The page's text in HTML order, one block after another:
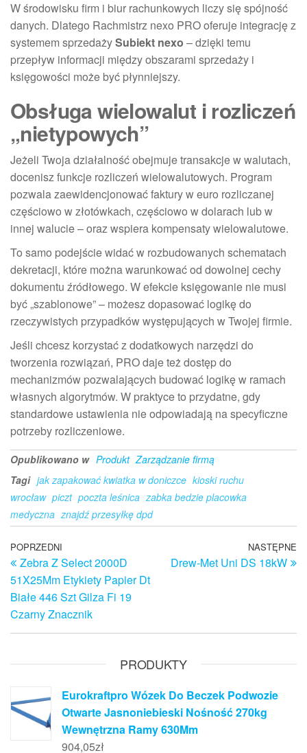
W środowisku firm i biur rachunkowych liczy się spójność
danych. Dlatego Rachmistrz nexo PRO oferuje integrację z
systemem sprzedażySubiekt nexo – dzięki temu
przepływ informacji między obszarami sprzedaży i
księgowości może być płynniejszy.
Obsługa wielowalut i rozliczeń
„nietypowych”
Jeżeli Twoja działalność obejmuje transakcje w walutach,
docenisz funkcje rozliczeń wielowalutowych. Program
pozwala zaewidencjonować faktury w euro rozliczanej
częściowo w złotówkach, częściowo w dolarach lub w
innej walucie – oraz wspiera kompensaty wielowalutowe.
To samo podejście widać w rozbudowanych schematach
dekretacji, które można warunkować od dowolnej cechy
dokumentu źródłowego. W efekcie księgowanie nie musi
być „szablonowe” – możesz dopasować logikę do
rzeczywistych przypadków występujących w Twojej firmie.
Jeśli chcesz korzystać z dodatkowych narzędzi do
tworzenia rozwiązań, PRO daje też dostęp do
mechanizmów pozwalających budować logikę w ramach
własnych algorytmów. W praktyce to przydatne, gdy
standardowe ustawienia nie odpowiadają na specyficzne
potrzeby rozliczeniowe.
Opublikowano w Produkt Zarządzanie firmą
Tagi jak zapakować kwiatka w doniczce kioski ruchu
wrocław piczt poczta leśnica zabka bedzie placowka
medyczna znajdź przesyłkę dpd
Nawigacja
wpisu
Poprzedni
wpis
POPRZEDNI
Zebra Z Select 2000D
51X25Mm Etykiety Papier Dt
Białe 446 Szt Gilza Fi 19
Czarny Znacznik
NASTĘPNE
Drew-Met Uni DS 18kW
PRODUKTY
Eurokraftpro Wózek Do Beczek Podwozie
Otwarte Jasnoniebieski Nośność 270kg
Wewnętrzna Ramy 630Mm
904,05zł